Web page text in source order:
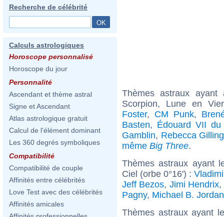
Recherche de célébrité
Calculs astrologiques
Horoscope personnalisé
Horoscope du jour
Personnalité
Ascendant et thème astral
Signe et Ascendant
Atlas astrologique gratuit
Calcul de l'élément dominant
Les 360 degrés symboliques
Compatibilité
Compatibilité de couple
Affinités entre célébrités
Love Test avec des célébrités
Affinités amicales
Thèmes astraux
Scorpion, Lune en
Foster, CM Punk,
Basten, Édouard VII du
Gamblin, Rebecca Gilling
même Big Three.
Thèmes astraux ayant
Ciel (orbe 0°16') :
Jeff Bezos, Jimi Hendrix,
Pagny, Michael B. Jordan
Thèmes astraux ayant